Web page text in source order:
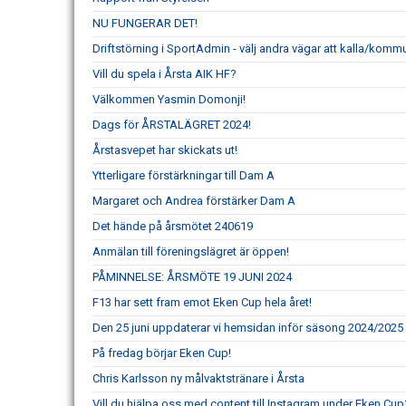
NU FUNGERAR DET!
Driftstörning i SportAdmin - välj andra vägar att kalla/
Vill du spela i Årsta AIK HF?
Välkommen Yasmin Domonji!
Dags för ÅRSTALÄGRET 2024!
Årstasvepet har skickats ut!
Ytterligare förstärkningar till Dam A
Margaret och Andrea förstärker Dam A
Det hände på årsmötet 240619
Anmälan till föreningslägret är öppen!
PÅMINNELSE: ÅRSMÖTE 19 JUNI 2024
F13 har sett fram emot Eken Cup hela året!
Den 25 juni uppdaterar vi hemsidan inför säsong 2024/2025
På fredag börjar Eken Cup!
Chris Karlsson ny målvaktstränare i Årsta